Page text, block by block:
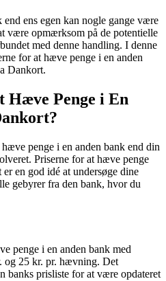
ens egen kan nogle gange være
være opmærksom på de potentielle
med denne handling. I denne
for at hæve penge i en anden
Dankort.
Hæve Penge i En
penge i en anden bank end din
Priserne for at hæve penge
en god idé at undersøge dine
gebyrer fra den bank, hvor du
penge i en anden bank med
og 25 kr. pr. hævning. Det
banks prisliste for at være opdateret